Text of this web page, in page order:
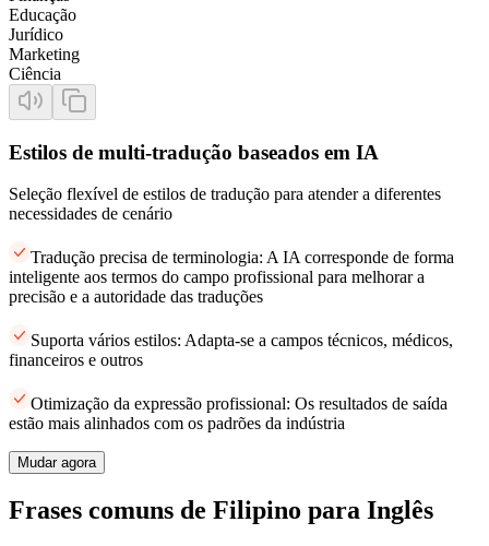
Educação
Jurídico
Marketing
Ciência
Estilos de multi-tradução baseados em IA
Seleção flexível de estilos de tradução para atender a diferentes
necessidades de cenário
Tradução precisa de terminologia: A IA corresponde de forma
inteligente aos termos do campo profissional para melhorar a
precisão e a autoridade das traduções
Suporta vários estilos: Adapta-se a campos técnicos, médicos,
financeiros e outros
Otimização da expressão profissional: Os resultados de saída
estão mais alinhados com os padrões da indústria
Mudar agora
Frases comuns de Filipino para Inglês